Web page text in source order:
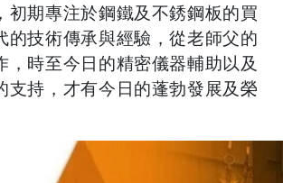
初期專注於鋼鐵及不銹鋼板的買
的技術傳承與經驗，從老師父的
，時至今日的精密儀器輔助以及
支持，才有今日的蓬勃發展及榮